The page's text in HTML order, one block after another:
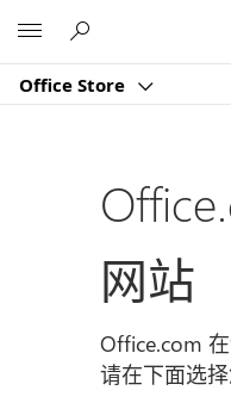
Office Store
网站
Office.com
请在下面选择